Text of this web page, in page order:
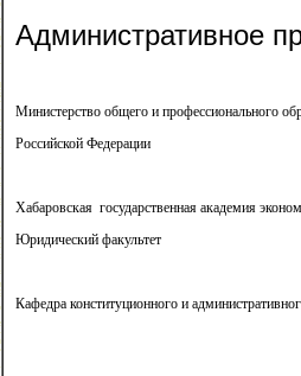
Административное
Министерство общего и профессионального
Российской Федерации
Хабаровская государственная академия
Юридический факультет
Кафедра конституционного и